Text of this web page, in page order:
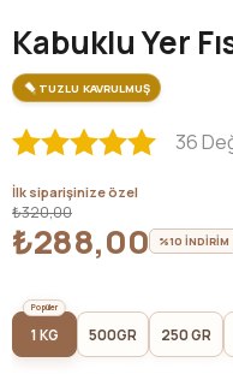
Kabuklu Yer
TUZLU KAVRULMUŞ
36
İlk siparişinize özel
₺320,00
₺288,00 %10 İNDİRİM
1 KG 500GR 250 GR